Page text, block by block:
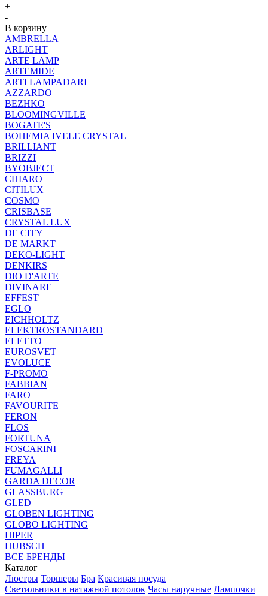
+
-
В корзину
AMBRELLA
ARLIGHT
ARTE LAMP
ARTEMIDE
ARTI LAMPADARI
AZZARDO
BEZHKO
BLOOMINGVILLE
BOGATE'S
BOHEMIA IVELE CRYSTAL
BRILLIANT
BRIZZI
BYOBJECT
CHIARO
CITILUX
COSMO
CRISBASE
CRYSTAL LUX
DE CITY
DE MARKT
DEKO-LIGHT
DENKIRS
DIO D'ARTE
DIVINARE
EFFEST
EGLO
EICHHOLTZ
ELEKTROSTANDARD
ELETTO
EUROSVET
EVOLUCE
F-PROMO
FABBIAN
FARO
FAVOURITE
FERON
FLOS
FORTUNA
FOSCARINI
FREYA
FUMAGALLI
GARDA DECOR
GLASSBURG
GLED
GLOBEN LIGHTING
GLOBO LIGHTING
HIPER
HUBSCH
ВСЕ БРЕНДЫ
Каталог
Люстры Торшеры Бра Красивая посуда
Светильники в натяжной потолок Часы наручные Лампочки